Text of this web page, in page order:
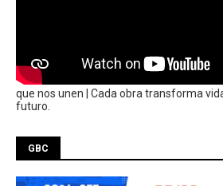
que nos unen | Cada obra transforma
futuro.
GBC